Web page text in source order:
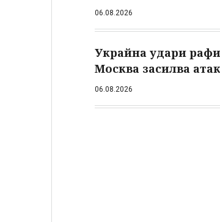
06.08.2026
Украйна удари
Москва засилва
06.08.2026